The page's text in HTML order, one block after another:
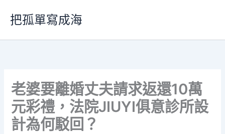
要
把孤單寫成海
老婆要離婚丈夫請求返還10萬
元彩禮，法院JIUYI俱意診所設
計為何駁回？